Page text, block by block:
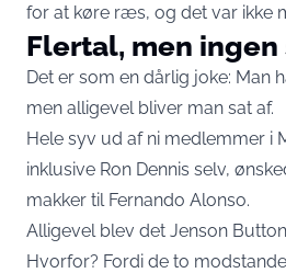
for at køre ræs, og det var ikke
Flertal, men ingen
Det er som en dårlig joke: Man
men alligevel bliver man sat af.
Hele syv ud af ni medlemmer i
inklusive Ron Dennis selv,
makker til Fernando Alonso.
Alligevel blev det Jenson
Hvorfor? Fordi de to